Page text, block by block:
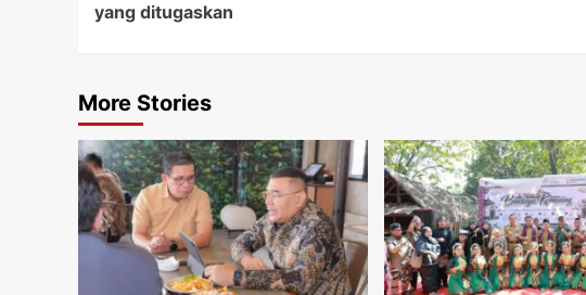
yang ditugaskan
More Stories